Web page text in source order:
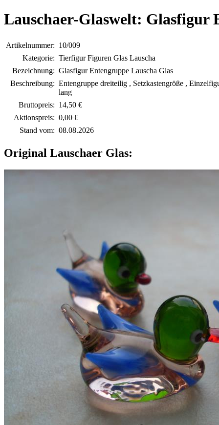
Lauschaer-Glaswelt: Glasfigur
Artikelnummer: 10/009
Kategorie: Tierfigur Figuren Glas Lauscha
Bezeichnung: Glasfigur Entengruppe Lauscha Glas
Beschreibung: Entengruppe dreiteilig , Setzkastengröße ,
lang
Bruttopreis: 14,50 €
Aktionspreis: 0,00 €
Stand vom: 08.08.2026
Original Lauschaer Glas: